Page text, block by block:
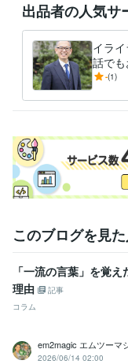
ベストプラクティス賞
とは何？ コミュニケ
資格・検定
メンタルヘルスマネジ
得意分野
営業
悩み相談・カウンセリ
営業 管理職 人材育成
出品者の人気サ
イラ
話で
ーマ
す
-(1)
このブログを見
「一流の言葉」を覚
理由
記事
コラム
em2magic エムツーマ
2026/06/14 02:00